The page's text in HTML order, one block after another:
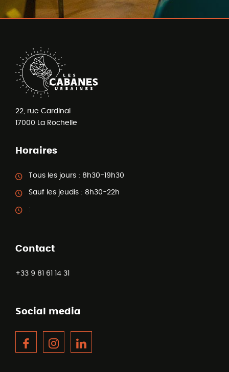
22, rue Cardinal
17000 La Rochelle
Horaires
Tous les jours : 8h30-19h30
Sauf les jeudis : 8h30-22h
:
Contact
+33 9 81 61 14 31
Social media
FacebookInstagram